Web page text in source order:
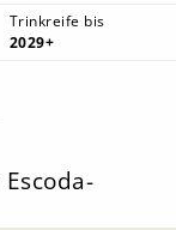
Trinkreife bis
2029+